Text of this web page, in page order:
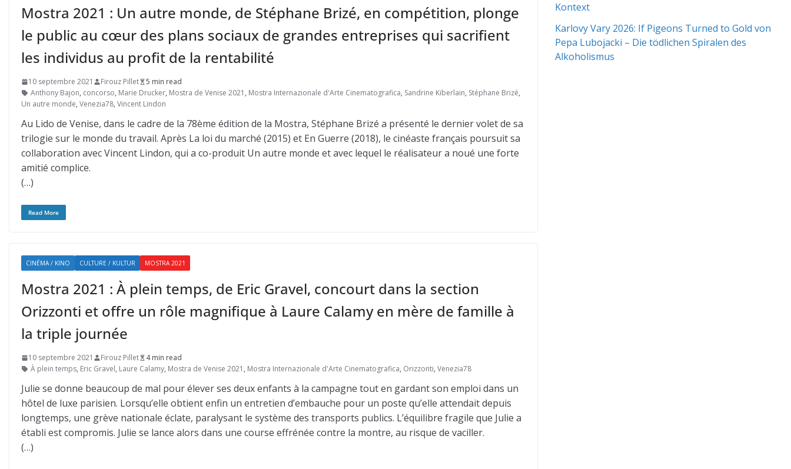
Mostra 2021 : Un autre monde, de Stéphane Brizé, en compétition, plonge
le public au cœur des plans sociaux de grandes entreprises qui sacrifient
les individus au profit de la rentabilité
10 septembre 2021 Firouz Pillet
5 min read
Anthony Bajon, concorso, Marie Drucker, Mostra de Venise 2021 , Mostra Internazionale d'Arte Cinematografica, Sandrine Kiberlain, Stéphane Brizé,
Un autre monde, Venezia78, Vincent Lindon
Au Lido de Venise, dans le cadre de la 78ème édition de la Mostra, Stéphane Brizé a présenté le dernier volet de sa
trilogie sur le monde du travail. Après La loi du marché (2015) et En Guerre (2018), le cinéaste français poursuit sa
collaboration avec Vincent Lindon, qui a co-produit Un autre monde et avec lequel le réalisateur a noué une forte
amitié complice.
(…)
Read More
CINÉMA / KINO CULTURE / KULTUR MOSTRA 2021
Mostra 2021 : À plein temps, de Eric Gravel, concourt dans la section
Orizzonti et offre un rôle magnifique à Laure Calamy en mère de famille à
la triple journée
10 septembre 2021 Firouz Pillet
4 min read
À plein temps, Eric Gravel, Laure Calamy, Mostra de Venise 2021 , Mostra Internazionale d'Arte Cinematografica, Orizzonti, Venezia78
Julie se donne beaucoup de mal pour élever ses deux enfants à la campagne tout en gardant son emploi dans un
hôtel de luxe parisien. Lorsqu’elle obtient enfin un entretien d’embauche pour un poste qu’elle attendait depuis
longtemps, une grève nationale éclate, paralysant le système des transports publics. L’équilibre fragile que Julie a
établi est compromis. Julie se lance alors dans une course effrénée contre la montre, au risque de vaciller.
(…)
Kontext
Karlovy Vary 2026: If Pigeons Turned to Gold von
Pepa Lubojacki – Die tödlichen Spiralen des
Alkoholismus